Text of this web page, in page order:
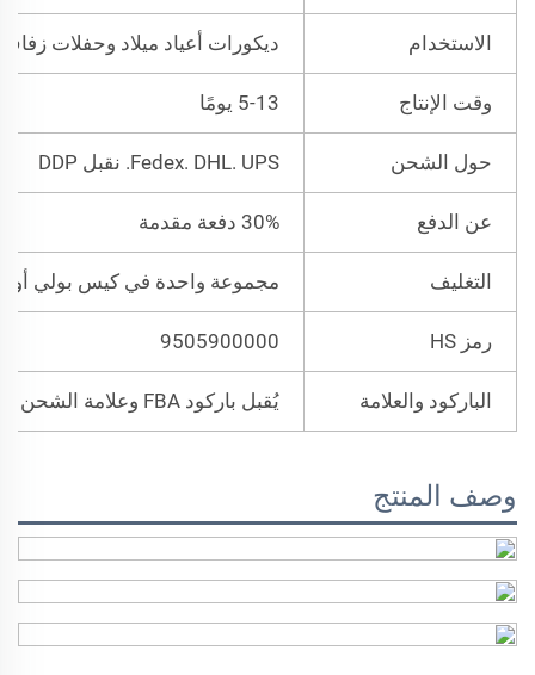
الاستخدام ديكورات أعياد ميلاد وحفلات زفاف
وقت الإنتاج 5-13 يومًا
حول الشحن Fedex. DHL. UPS. نقبل DDP
عن الدفع 30% دفعة مقدمة
التغليف مجموعة واحدة في كيس بولي أو
رمز HS 9505900000
الباركود والعلامة يُقبل باركود FBA وعلامة الشحن
وصف المنتج